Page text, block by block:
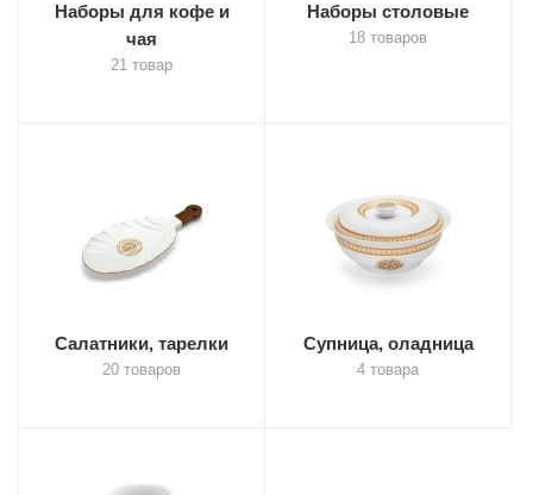
Наборы для кофе и
чая
21 товар
Наборы столовые
18 товаров
Салатники, тарелки
20 товаров
Супница, оладница
4 товара